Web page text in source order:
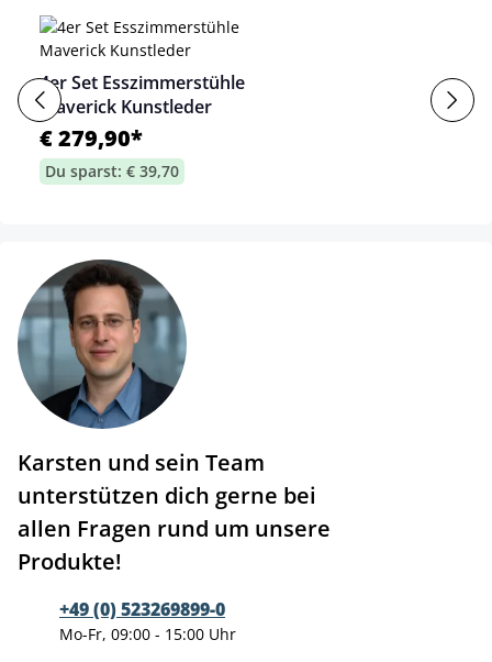
4er Set Esszimmerstühle
Maverick Kunstleder
€ 279,90*
Du sparst: € 39,70
Karsten und sein Team
unterstützen dich gerne bei
allen Fragen rund um unsere
Produkte!
+49 (0) 523269899-0
Mo-Fr, 09:00 - 15:00 Uhr